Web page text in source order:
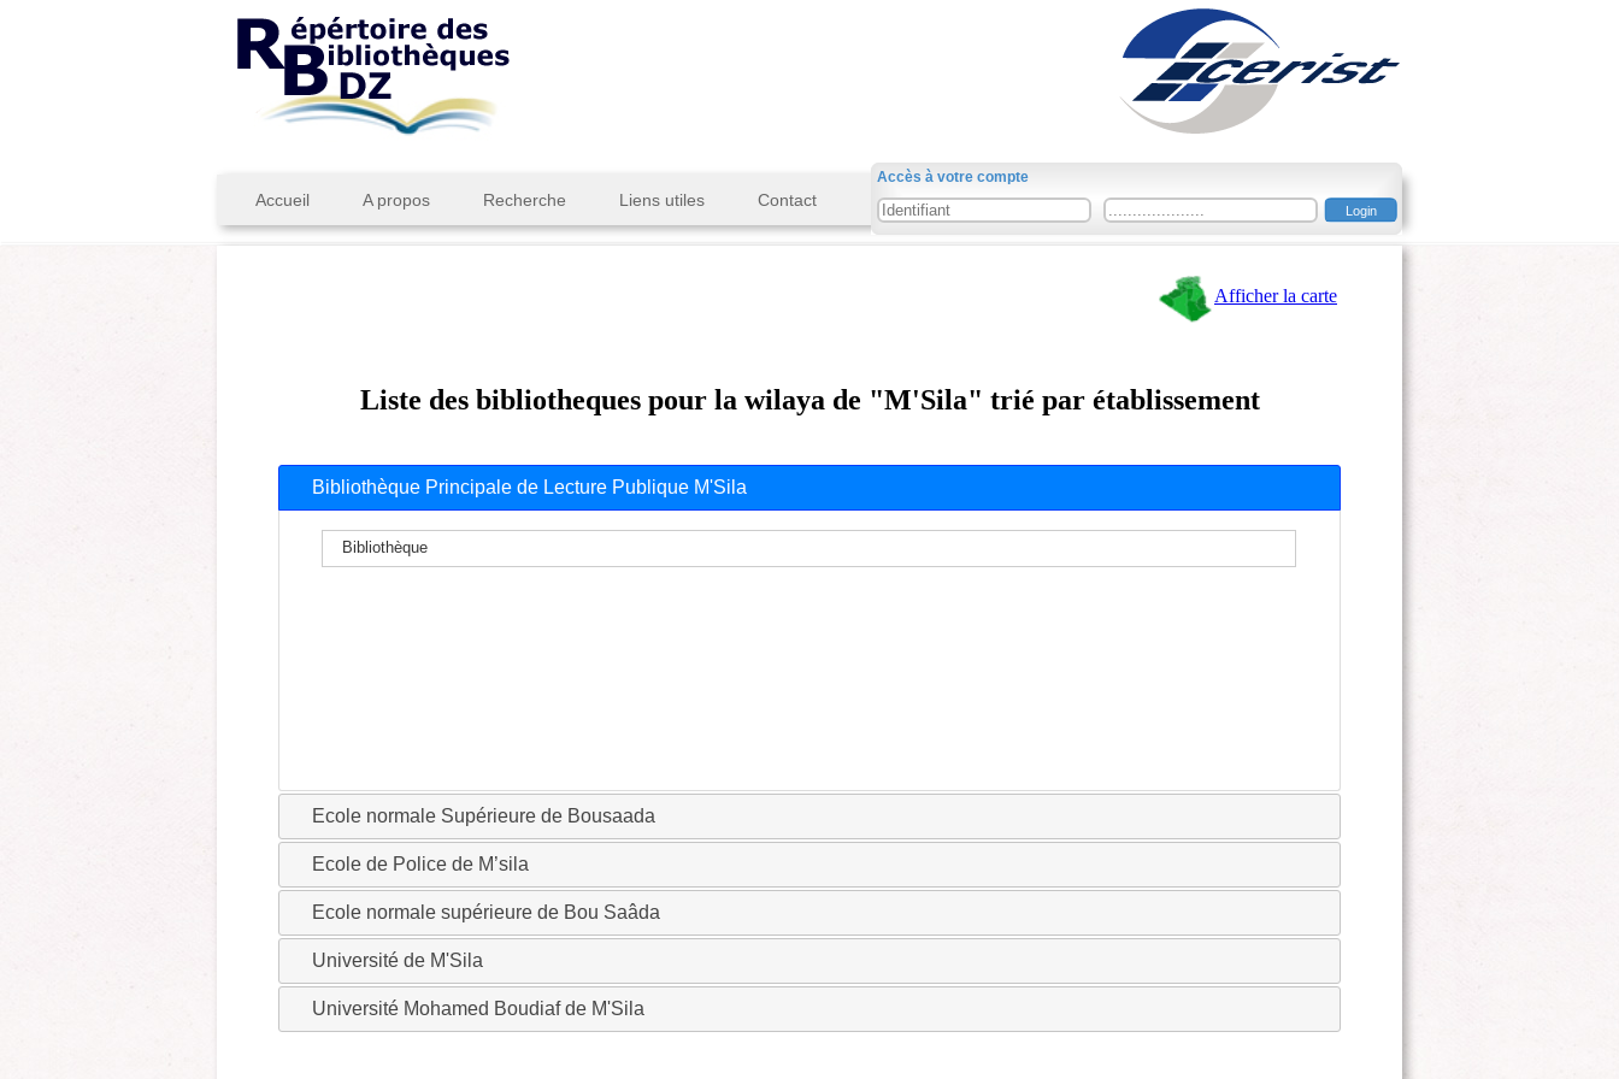
Accueil A propos Recherche Liens utiles Contact
Accès à votre compte
Afficher la carte
Liste des bibliotheques pour la wilaya de "M'Sila" trié par établissement
Bibliothèque Principale de Lecture Publique M'Sila
Bibliothèque
Ecole normale Supérieure de Bousaada
Ecole de Police de M’sila
Ecole normale supérieure de Bou Saâda
Université de M'Sila
Université Mohamed Boudiaf de M'Sila